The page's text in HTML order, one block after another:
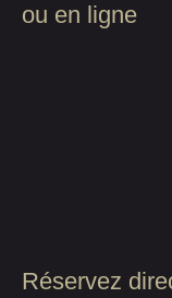
ou en ligne
Réservez